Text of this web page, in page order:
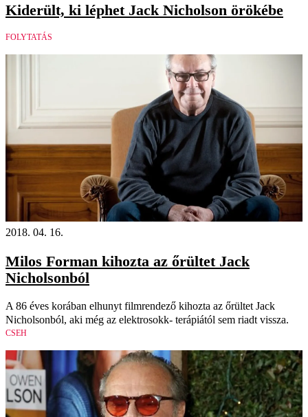
Kiderült, ki léphet Jack Nicholson örökébe
FOLYTATÁS
2018. 04. 16.
Milos Forman kihozta az őrültet Jack
Nicholsonból
A 86 éves korában elhunyt filmrendező kihozta az őrültet Jack
Nicholsonból, aki még az elektrosokk- terápiától sem riadt vissza.
CSEH